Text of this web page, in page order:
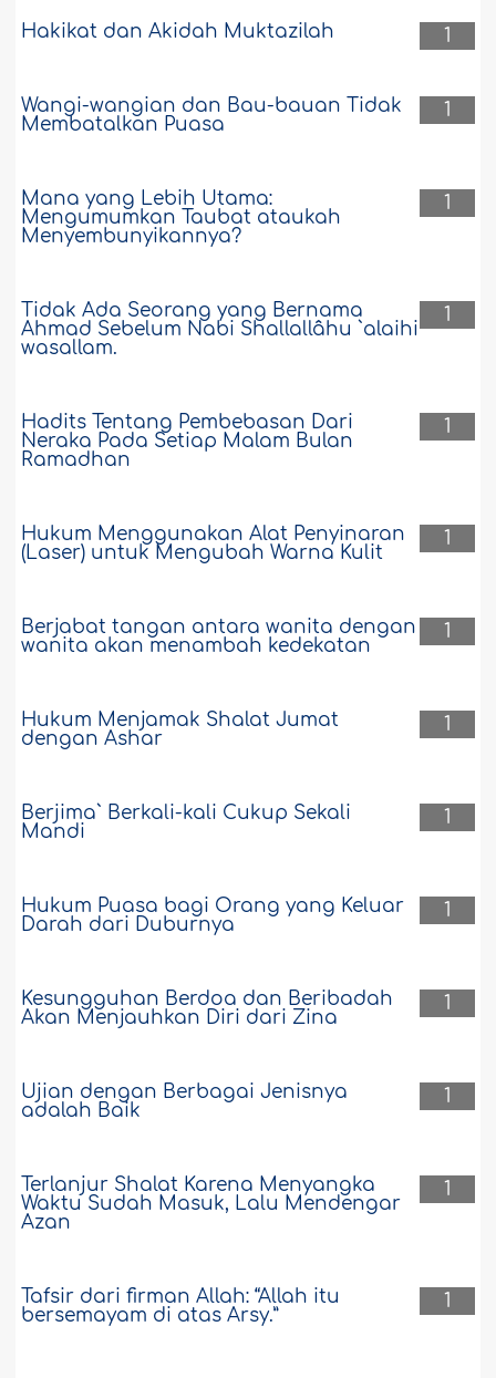
1
Hakikat dan Akidah Muktazilah
1
Wangi-wangian dan Bau-bauan Tidak
Membatalkan Puasa
1
Mana yang Lebih Utama:
Mengumumkan Taubat ataukah
Menyembunyikannya?
1
Tidak Ada Seorang yang Bernama
Ahmad Sebelum Nabi Shallallâhu `alaihi
wasallam.
1
Hadits Tentang Pembebasan Dari
Neraka Pada Setiap Malam Bulan
Ramadhan
1
Hukum Menggunakan Alat Penyinaran
(Laser) untuk Mengubah Warna Kulit
1
Berjabat tangan antara wanita dengan
wanita akan menambah kedekatan
1
Hukum Menjamak Shalat Jumat
dengan Ashar
1
Berjima` Berkali-kali Cukup Sekali
Mandi
1
Hukum Puasa bagi Orang yang Keluar
Darah dari Duburnya
1
Kesungguhan Berdoa dan Beribadah
Akan Menjauhkan Diri dari Zina
1
Ujian dengan Berbagai Jenisnya
adalah Baik
1
Terlanjur Shalat Karena Menyangka
Waktu Sudah Masuk, Lalu Mendengar
Azan
1
Tafsir dari firman Allah: “Allah itu
bersemayam di atas Arsy.”